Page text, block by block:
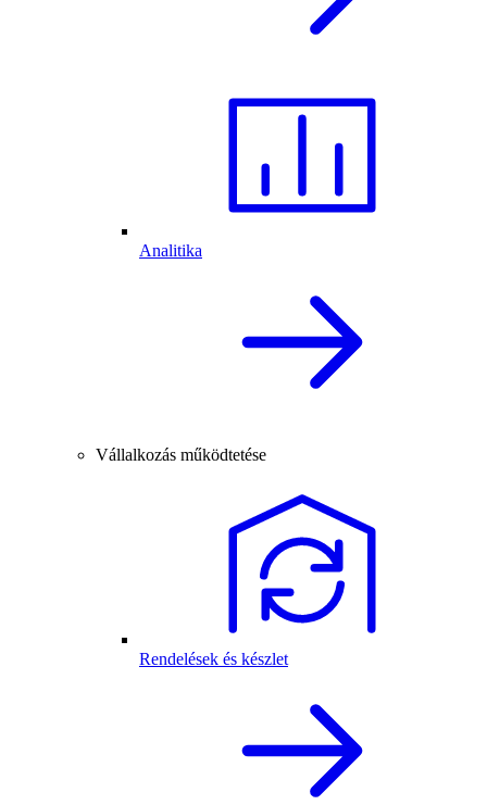
Analitika
Vállalkozás működtetése
Rendelések és készlet